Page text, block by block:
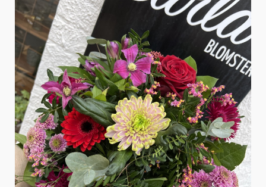
GAVEKURVE
GAVEKORT
GALLERI
OM CARLA BLOMSTER